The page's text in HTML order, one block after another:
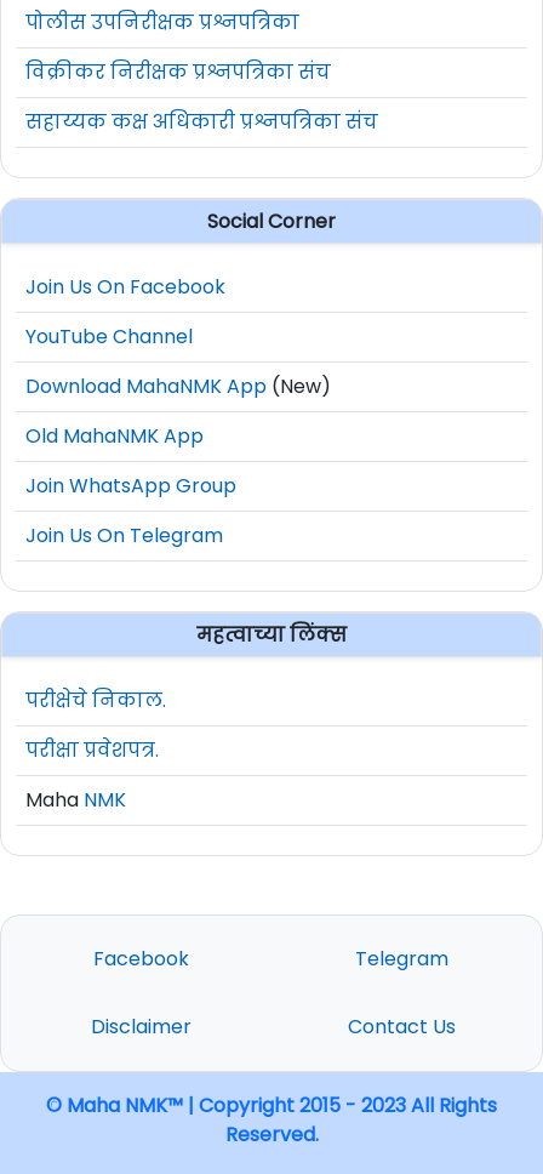
पोलीस उपनिरीक्षक प्रश्नपत्रिका
विक्रीकर निरीक्षक प्रश्नपत्रिका संच
सहाय्यक कक्ष अधिकारी प्रश्नपत्रिका संच
Social Corner
Join Us On Facebook
YouTube Channel
Download MahaNMK App (New)
Old MahaNMK App
Join WhatsApp Group
Join Us On Telegram
महत्वाच्या लिंक्स
परीक्षेचे निकाल.
परीक्षा प्रवेशपत्र.
Maha NMK
Facebook Telegram
Disclaimer Contact Us
© Maha NMK™ | Copyright 2015 - 2023 All Rights
Reserved.